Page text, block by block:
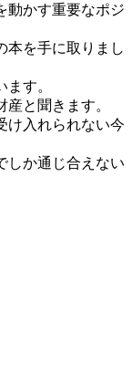
動かす重要なポジ
本を手に取りまし
す。
と聞きます。
け入れられない今
しか通じ合えない